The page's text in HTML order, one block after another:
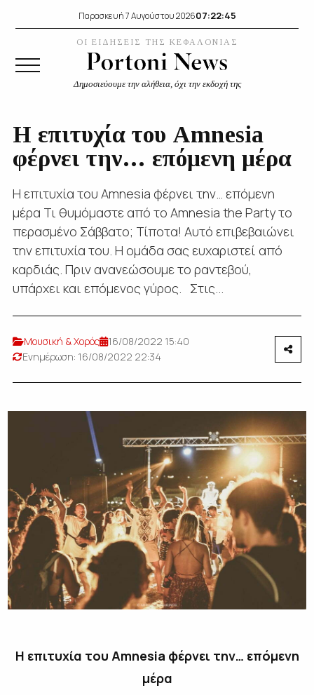
Παρασκευή 7 Αυγούστου 202607:22:45
ΟΙ ΕΙΔΗΣΕΙΣ ΤΗΣ ΚΕΦΑΛΟΝΙΑΣ
Δημοσιεύουμε την αλήθεια, όχι την εκδοχή της
Η επιτυχία του Amnesia
φέρνει την… επόμενη μέρα
Η επιτυχία του Amnesia φέρνει την… επόμενη
μέρα Τι θυμόμαστε από το Amnesia the Party το
περασμένο Σάββατο; Τίποτα! Αυτό επιβεβαιώνει
την επιτυχία του. Η ομάδα σας ευχαριστεί από
καρδιάς. Πριν ανανεώσουμε το ραντεβού,
υπάρχει και επόμενος γύρος. Στις...
Μουσική & Χορός
16/08/2022 15:40
Ενημέρωση: 16/08/2022 22:34
Η επιτυχία του Amnesia φέρνει την… επόμενη
μέρα